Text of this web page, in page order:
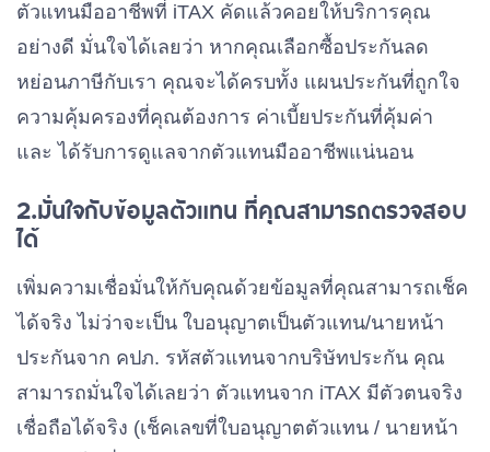
ตัวแทนมืออาชีพที่ iTAX คัดแล้วคอยให้บริการคุณ
อย่างดี มั่นใจได้เลยว่า หากคุณเลือกซื้อประกันลด
หย่อนภาษีกับเรา คุณจะได้ครบทั้ง แผนประกันที่ถูกใจ
ความคุ้มครองที่คุณต้องการ ค่าเบี้ยประกันที่คุ้มค่า
และ ได้รับการดูแลจากตัวแทนมืออาชีพแน่นอน
2.มั่นใจกับข้อมูลตัวแทน ที่คุณสามารถตรวจสอบ
ได้
เพิ่มความเชื่อมั่นให้กับคุณด้วยข้อมูลที่คุณสามารถเช็ค
ได้จริง ไม่ว่าจะเป็น ใบอนุญาตเป็นตัวแทน/นายหน้า
ประกันจาก คปภ. รหัสตัวแทนจากบริษัทประกัน คุณ
สามารถมั่นใจได้เลยว่า ตัวแทนจาก iTAX มีตัวตนจริง
เชื่อถือได้จริง (เช็คเลขที่ใบอนุญาตตัวแทน / นายหน้า